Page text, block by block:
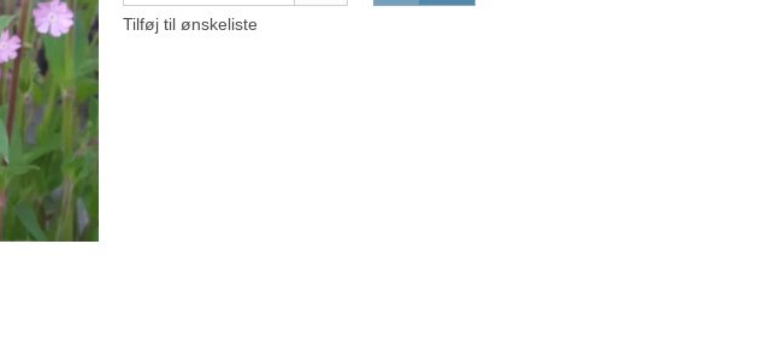
Tilføj til ønskeliste